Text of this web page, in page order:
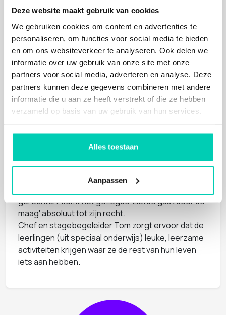
Deze website maakt gebruik van cookies
We gebruiken cookies om content en advertenties te
personaliseren, om functies voor social media te bieden
en om ons websiteverkeer te analyseren. Ook delen we
informatie over uw gebruik van onze site met onze
partners voor social media, adverteren en analyse. Deze
partners kunnen deze gegevens combineren met andere
informatie die u aan ze heeft verstrekt of die ze hebben
verzameld op basis van uw gebruik van hun services.
Alles toestaan
Aanpassen
overwegend vegetarische catering. Voor lunch en
diner wordt zoveel mogelijk gewerkt met lokale
leveranciers. Puur, eerlijk en beter voor de wereld.
Het bevlogen team van Better Meetings
Mede-eigenaar en chefkok Bas, heeft van deze
gezellige Bosschuur een bijzondere plek gemaakt
met 6 unieke ruimtes. Zijn uitgangspunt: iets
bijdragen aan een betere wereld.
Renate staat met veel plezier voor je klaar om al je
en alles wat daarbij komt kijken. Onze gastvrouwen
en gastheren zullen je hartelijk ontvangen, zij
verzorgen tot in de puntjes jouw onbezorgde dag.
Smullen bij Better Meetings
gerechten, komt het gezegde ‘Liefde gaat door de
maag' absoluut tot zijn recht.
Chef en stagebegeleider Tom zorgt ervoor dat de
leerlingen (uit speciaal onderwijs) leuke, leerzame
activiteiten krijgen waar ze de rest van hun leven
iets aan hebben.